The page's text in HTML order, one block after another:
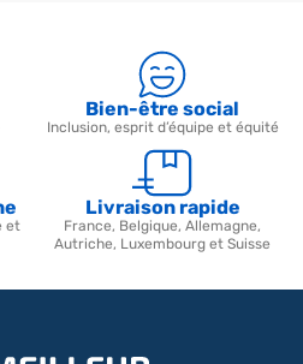
Bien-être social
Inclusion, esprit d’équipe et équité
et
Livraison rapide
France, Belgique, Allemagne,
Autriche, Luxembourg et Suisse